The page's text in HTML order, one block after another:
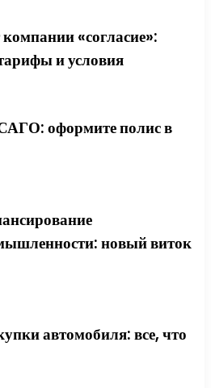
«согласие»:
и условия
оформите полис в
новый виток
автомобиля: все, что